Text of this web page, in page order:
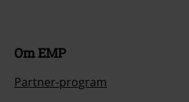
Om EMP
Partner-program